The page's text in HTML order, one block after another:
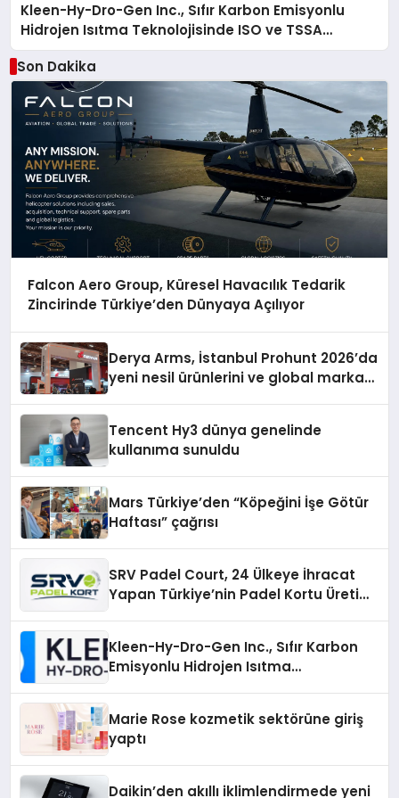
Kleen-Hy-Dro-Gen Inc., Sıfır Karbon Emisyonlu
Hidrojen Isıtma Teknolojisinde ISO ve TSSA
Düzenleyici Onaylarını Aldı
Son Dakika
Falcon Aero Group, Küresel Havacılık Tedarik
Zincirinde Türkiye’den Dünyaya Açılıyor
Derya Arms, İstanbul Prohunt 2026’da
yeni nesil ürünlerini ve global marka
Tencent Hy3 dünya genelinde
kullanıma sunuldu
Mars Türkiye’den “Köpeğini İşe Götür
Haftası” çağrısı
SRV Padel Court, 24 Ülkeye İhracat
Yapan Türkiye’nin Padel Kortu Üretim
Kleen-Hy-Dro-Gen Inc., Sıfır Karbon
Emisyonlu Hidrojen Isıtma
Marie Rose kozmetik sektörüne giriş
yaptı
Daikin’den akıllı iklimlendirmede yeni